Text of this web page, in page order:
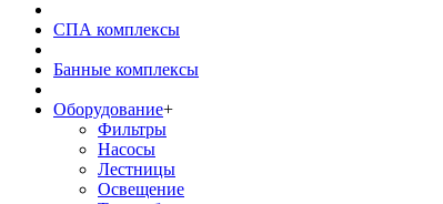
СПА комплексы
Банные комплексы
Оборудование+
Фильтры
Насосы
Лестницы
Освещение